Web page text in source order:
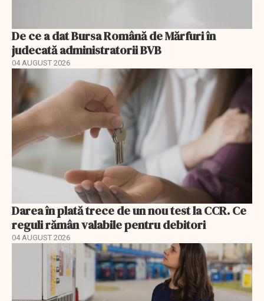
De ce a dat Bursa Română de Mărfuri în
judecată administratorii BVB
04 AUGUST 2026
Darea în plată trece de un nou test la CCR. Ce
reguli rămân valabile pentru debitori
04 AUGUST 2026